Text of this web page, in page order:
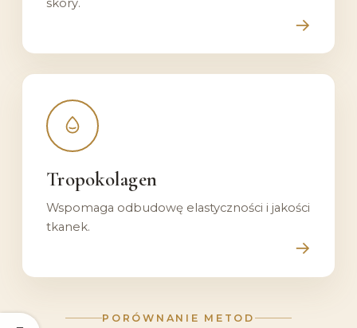
skóry.
→
Tropokolagen
Wspomaga odbudowę elastyczności i jakości
tkanek.
→
Poznaj
zabieg:
Tropokolagen
PORÓWNANIE METOD